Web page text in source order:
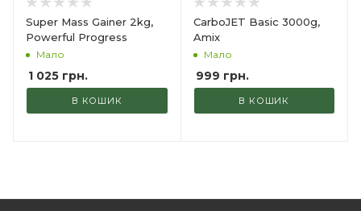
Super Mass Gainer 2kg,
Powerful Progress
Мало
1 025 грн.
В КОШИК
CarboJET Basic 3000g,
Amix
Мало
999 грн.
В КОШИК